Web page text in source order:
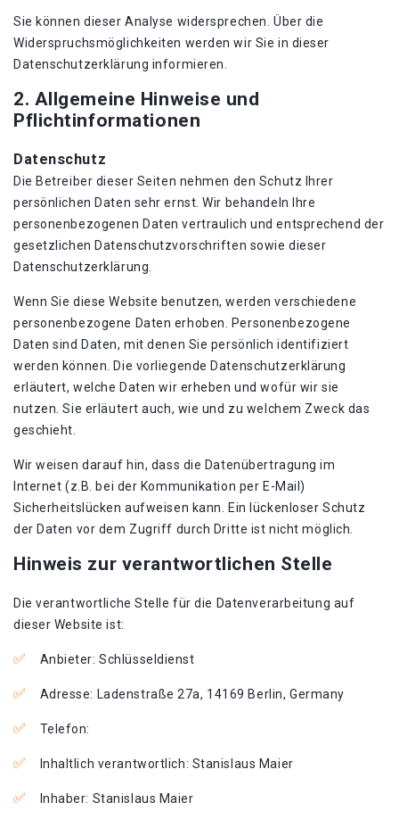
Sie können dieser Analyse widersprechen. Über die
Widerspruchsmöglichkeiten werden wir Sie in dieser
Datenschutzerklärung informieren.
2. Allgemeine Hinweise und
Pflichtinformationen
Datenschutz
Die Betreiber dieser Seiten nehmen den Schutz Ihrer
persönlichen Daten sehr ernst. Wir behandeln Ihre
personenbezogenen Daten vertraulich und entsprechend der
gesetzlichen Datenschutzvorschriften sowie dieser
Datenschutzerklärung.
Wenn Sie diese Website benutzen, werden verschiedene
personenbezogene Daten erhoben. Personenbezogene
Daten sind Daten, mit denen Sie persönlich identifiziert
werden können. Die vorliegende Datenschutzerklärung
erläutert, welche Daten wir erheben und wofür wir sie
nutzen. Sie erläutert auch, wie und zu welchem Zweck das
geschieht.
Wir weisen darauf hin, dass die Datenübertragung im
Internet (z.B. bei der Kommunikation per E-Mail)
Sicherheitslücken aufweisen kann. Ein lückenloser Schutz
der Daten vor dem Zugriff durch Dritte ist nicht möglich.
Hinweis zur verantwortlichen Stelle
Die verantwortliche Stelle für die Datenverarbeitung auf
dieser Website ist:
Anbieter: Schlüsseldienst
Adresse: Ladenstraße 27a, 14169 Berlin, Germany
Telefon:
Inhaltlich verantwortlich: Stanislaus Maier
Inhaber: Stanislaus Maier